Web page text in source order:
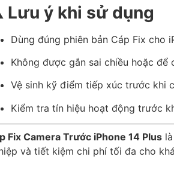
Lưu ý khi sử dụng
Dùng đúng phiên bản Cáp Fix cho
Không được gắn sai chiều hoặc để
Vệ sinh kỹ điểm tiếp xúc trước khi
Kiểm tra tín hiệu hoạt động trước
Fix Camera Trước iPhone 14 Plus
và tiết kiệm chi phí tối đa cho